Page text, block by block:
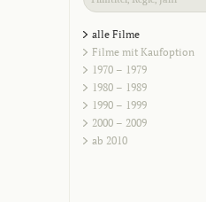
alle Filme
Filme mit Kaufoption
1970 – 1979
1980 – 1989
1990 – 1999
2000 – 2009
ab 2010